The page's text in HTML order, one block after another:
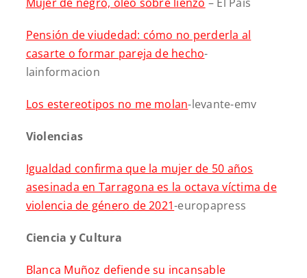
Pensión de viudedad: cómo no perderla al
casarte o formar pareja de hecho-
lainformacion
Los estereotipos no me molan-levante-emv
Violencias
Igualdad confirma que la mujer de 50 años
asesinada en Tarragona es la octava víctima de
violencia de género de 2021-europapress
Ciencia y Cultura
Blanca Muñoz defiende su incansable